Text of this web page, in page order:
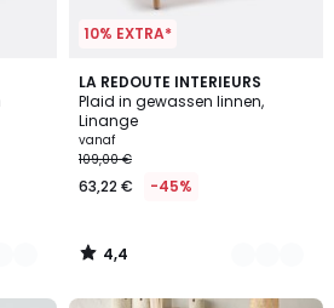
10% EXTRA*
LA REDOUTE INTERIEURS
Plaid in gewassen linnen,
Linange
vanaf
109,00 €
63,22 € -45%
4,4
/ 5
5
Kleuren
4,4
/